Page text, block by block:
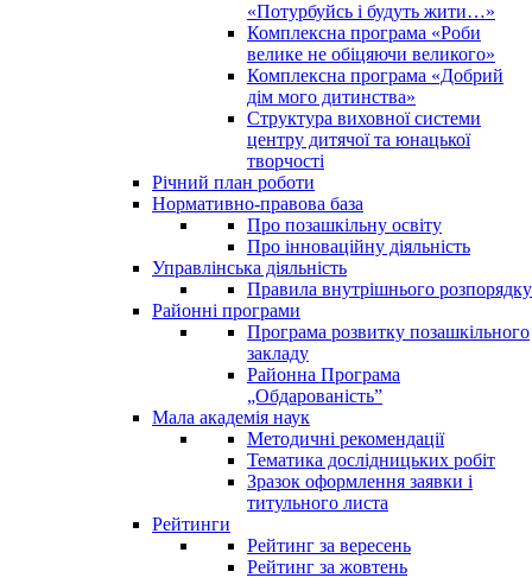
«Потурбуйсь і будуть жити…»
Комплексна програма «Роби
велике не обіцяючи великого»
Комплексна програма «Добрий
дім мого дитинства»
Структура виховної системи
центру дитячої та юнацької
творчості
Річний план роботи
Нормативно-правова база
Про позашкільну освіту
Про інноваційну діяльність
Управлінська діяльність
Правила внутрішнього розпорядку
Районні програми
Програма розвитку позашкільного
закладу
Районна Програма
„Обдарованість”
Мала академія наук
Методичні рекомендації
Тематика дослідницьких робіт
Зразок оформлення заявки і
титульного листа
Рейтинги
Рейтинг за вересень
Рейтинг за жовтень